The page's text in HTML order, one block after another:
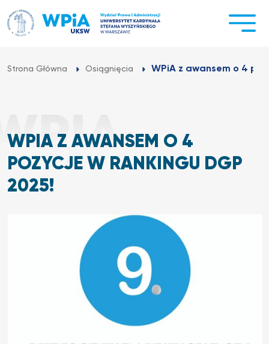
do
treści
Strona Główna Osiągnięcia WPiA z awansem o 4
WPIA Z AWANSEM O 4
POZYCJE W RANKINGU DGP
2025!